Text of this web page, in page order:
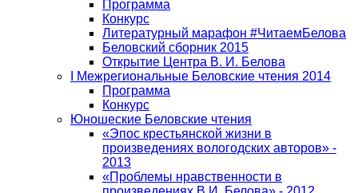
Программа
Конкурс
Литературный марафон #ЧитаемБелова
Беловский сборник 2015
Открытие Центра В. И. Белова
I Межрегиональные Беловские чтения 2014
Программа
Конкурс
Юношеские Беловские чтения
«Эпос крестьянской жизни в
произведениях вологодских авторов» -
2013
«Проблемы нравственности в